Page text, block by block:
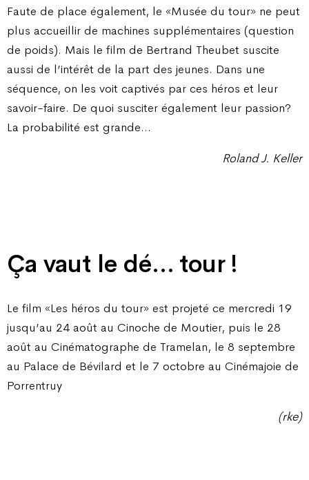
Faute de place également, le «Musée du tour» ne peut
plus accueillir de machines supplémentaires (question
de poids). Mais le film de Bertrand Theubet suscite
aussi de l’intérêt de la part des jeunes. Dans une
séquence, on les voit captivés par ces héros et leur
savoir-faire. De quoi susciter également leur passion?
La probabilité est grande…
Roland J. Keller
Ça vaut le dé… tour !
Le film «Les héros du tour» est projeté ce mercredi 19
jusqu’au 24 août au Cinoche de Moutier, puis le 28
août au Cinématographe de Tramelan, le 8 septembre
au Palace de Bévilard et le 7 octobre au Cinémajoie de
Porrentruy
(rke)